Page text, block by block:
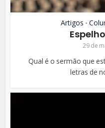
Artigos •
29 de
Qual é o sermão que
letras de